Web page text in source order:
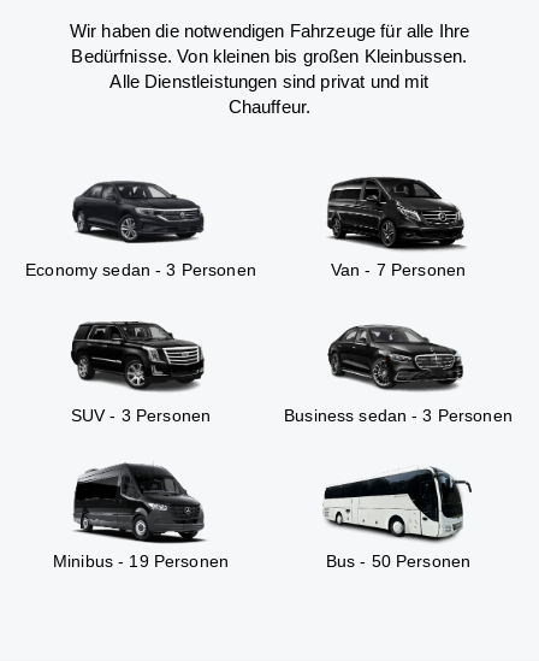
Wir haben die notwendigen Fahrzeuge für alle Ihre
Bedürfnisse. Von kleinen bis großen Kleinbussen.
Alle Dienstleistungen sind privat und mit
Chauffeur.
Economy sedan - 3 Personen Van - 7 Personen
SUV - 3 Personen Business sedan - 3 Personen
Minibus - 19 Personen Bus - 50 Personen